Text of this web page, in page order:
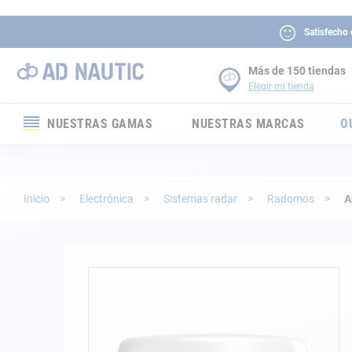
Satisfecho
Más de 150 tiendas
Elegir mi tienda
NUESTRAS GAMAS
Electricidad
NUESTRAS MARCAS
Inicio Electrónica Sistemas radar Radomos